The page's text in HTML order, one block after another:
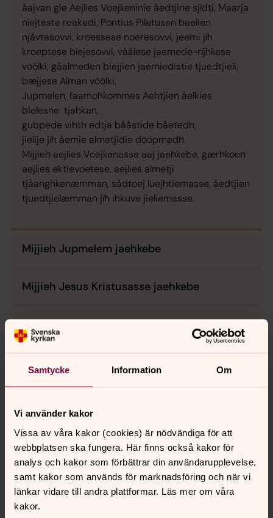
Samtycke Information Om
Vi använder kakor
Vissa av våra kakor (cookies) är nödvändiga för att
webbplatsen ska fungera. Här finns också kakor för
analys och kakor som förbättrar din användarupplevelse,
samt kakor som används för marknadsföring och när vi
länkar vidare till andra plattformar. Läs mer om våra
kakor.
åajvan gie Aejlies Voejkeninie åedtjine sjïdti, Maarja
nïejteste reakadi, Pontius Pilatusen baelien
njåvtasovvi, kroessese noeresovvi, jeemi jïh
kroeptese bïejesovvi, våålese jaemede-rïjhkese
vöölki, gåalmeden biejjien jaemiedistie tjuedtjieli,
bæjjese Alman vöölki,
Jupmelen, faamohkommes Aehtjien åelkies
bielesne tjahkan,
gubpede vihth edtja bååstide båetedh,
jielije jïh åemie almetjidie dööpmedh.
Mijjieh aejlies Voejkenasse aaj jaehkebe, gærhkoen
aejlies ektievoetese, aejlies almetji
tjåanghkenæmman, sådtoej luejhtiemasse, åedtjien
tjuedtjielæmman jïh ihkuve jieliemasse.
Mijjieh Jupmelem jaehkebe
Mijjieh Jesus Kristusasse jaehkebe
Mijjieh Aejlies Voejkenasse jaehkebe
Foto: Anders Gustafsson
Jupmele lea gaajhkem sjugniedamme. Univeerse jïh
galaksh, vaerieh jïh mearoeh, blåmmah jïh snöölhkh,
Filmh jaahkoebyjhkesjimmien bïjre
sveerjen gïelesne
Jaahkoebyjhkesjimmie: Aehtjie
För att se innehållet behöver du acceptera kakor
för marknadsföring.